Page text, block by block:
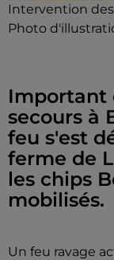
Intervention
Photo
Important
secours à
feu s'est
ferme de
les chips
mobilisés.
Un feu ravage